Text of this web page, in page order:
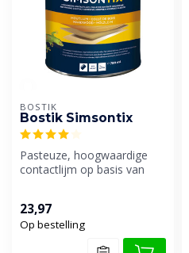
BOSTIK
Bostik Simsontix
Pasteuze, hoogwaardige
contactlijm op basis van
23,97
Op bestelling